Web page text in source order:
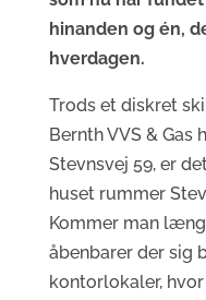
hinanden og én,
hverdagen.
Trods et diskret
Bernth VVS &
Stevnsvej 59, er
huset rummer
Kommer man
åbenbarer der sig
kontorlokaler,